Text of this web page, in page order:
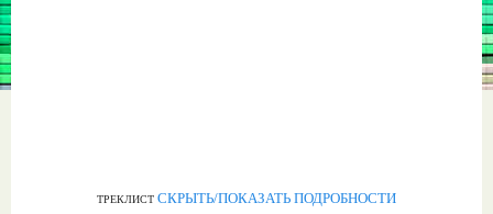
ТРЕКЛИСТ СКРЫТЬ/ПОКАЗАТЬ ПОДРОБНОСТИ